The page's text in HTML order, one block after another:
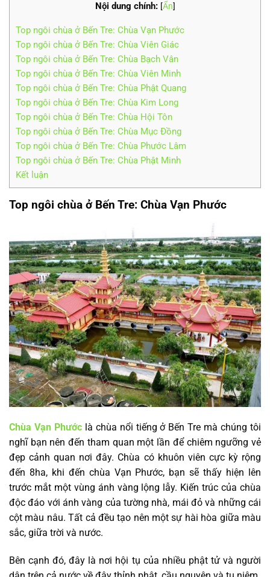
Nội dung chính: [Ẩn]
Top ngôi chùa ở Bến Tre: Chùa Vạn Phước
Top ngôi chùa ở Bến Tre: Chùa Viên Giác
Top ngôi chùa ở Bến Tre: Chùa Bạch Vân
Top ngôi chùa ở Bến Tre: Chùa Viên Minh
Top ngôi chùa ở Bến Tre: Chùa Phật Quang
Top ngôi chùa ở Bến Tre: Chùa Kim Long
Top ngôi chùa ở Bến Tre: Chùa Hội Tôn
Top ngôi chùa ở Bến Tre: Chùa Mục Đồng
Top ngôi chùa ở Bến Tre: Chùa Phước Lâm
Top ngôi chùa ở Bến Tre: Chùa Phật Minh
Kết luận
Top ngôi chùa ở Bến Tre: Chùa Vạn Phước
Chùa Vạn Phướclà chùa nổi tiếng ở Bến Tre mà chúng tôi
nghĩ bạn nên đến tham quan một lần để chiêm ngưỡng vẻ
đẹp cảnh quan nơi đây. Chùa có khuôn viên cực kỳ rộng
đến 8ha, khi đến chùa Vạn Phước, bạn sẽ thấy hiện lên
trước mắt một vùng ánh vàng lộng lẫy. Kiến trúc của chùa
độc đáo với ánh vàng của tường nhà, mái đỏ và những cái
cột màu nâu. Tất cả đều tạo nên một sự hài hòa giữa màu
sắc, giữa trời và nước.
Bên cạnh đó, đây là nơi hội tụ của nhiều phật tử và người